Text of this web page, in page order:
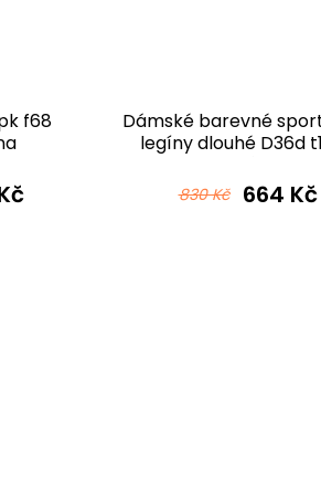
f68
Dámské barevné
legíny dlouhé D36d
830 Kč 664 Kč